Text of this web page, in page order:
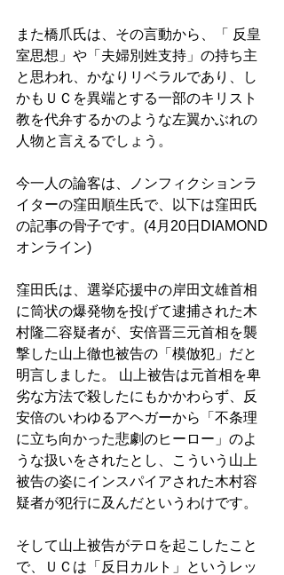
また橋爪氏は、その言動から、「 反皇
室思想」や「夫婦別姓支持」の持ち主
と思われ、かなりリベラルであり、し
かもＵＣを異端とする一部のキリスト
教を代弁するかのような左翼かぶれの
人物と言えるでしょう。
今一人の論客は、ノンフィクションラ
イターの窪田順生氏で、以下は窪田氏
の記事の骨子です。(4月20日DIAMOND
オンライン)
窪田氏は、選挙応援中の岸田文雄首相
に筒状の爆発物を投げて逮捕された木
村隆二容疑者が、安倍晋三元首相を襲
撃した山上徹也被告の「模倣犯」だと
明言しました。 山上被告は元首相を卑
劣な方法で殺したにもかかわらず、反
安倍のいわゆるアヘガーから「不条理
に立ち向かった悲劇のヒーロー」のよ
うな扱いをされたとし、こういう山上
被告の姿にインスパイアされた木村容
疑者が犯行に及んだというわけです。
そして山上被告がテロを起こしたこと
で、ＵＣは「反日カルト」というレッ